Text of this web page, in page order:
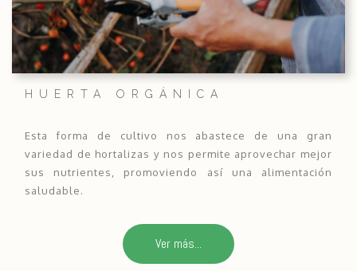
HUERTA ORGÁNICA
Esta forma de cultivo nos abastece de una gran
variedad de hortalizas y nos permite aprovechar mejor
sus nutrientes, promoviendo así una alimentación
saludable.
Ver más...